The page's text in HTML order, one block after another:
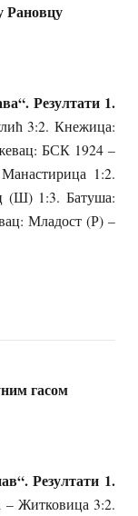
Резултати 1.
3:2. Кнежица:
БСК 1924 –
1:2.
(Ш) 1:3. Батуша:
Младост (Р) –
Резултати 1.
Житковица 3:2.